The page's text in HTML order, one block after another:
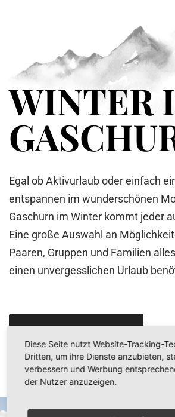
WINTER
Egal ob Aktivurlaub oder einfach
entspannen im wunderschönen
Gaschurn im Winter kommt jeder
Eine große Auswahl an
Paaren, Gruppen und Familien
einen unvergesslichen Urlaub
Diese Seite nutzt Website-Tracking-
Dritten, um ihre Dienste anzubieten,
verbessern und Werbung
der Nutzer anzuzeigen.